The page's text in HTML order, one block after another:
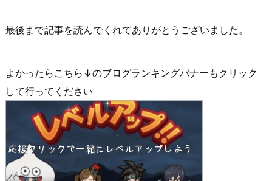
最後まで記事を読んでくれてありがとうございました。
よかったらこちら↓のブログランキングバナーもクリック
して行ってください